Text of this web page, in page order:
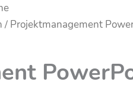
/ Projektmanagement